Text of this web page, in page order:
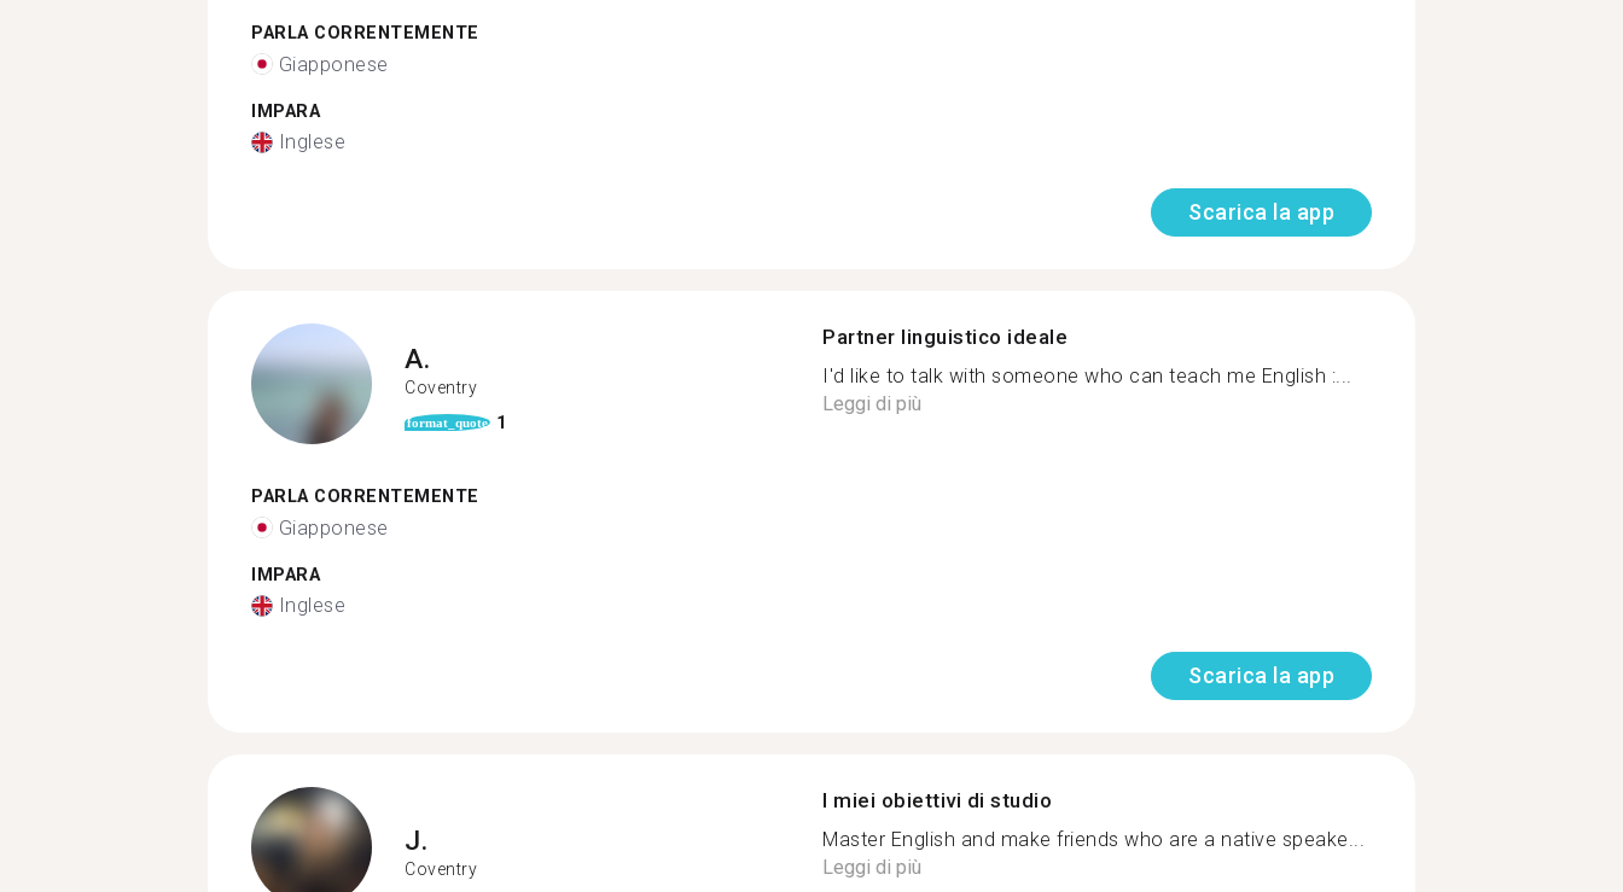
PARLA CORRENTEMENTE
Giapponese
IMPARA
Inglese
Scarica la app
A.
Coventry
format_quote 1
PARLA CORRENTEMENTE
Giapponese
IMPARA
Inglese
Partner linguistico ideale
I'd like to talk with someone who can teach me English :...
Leggi di più
Scarica la app
J.
Coventry
I miei obiettivi di studio
Master English and make friends who are a native speake...
Leggi di più